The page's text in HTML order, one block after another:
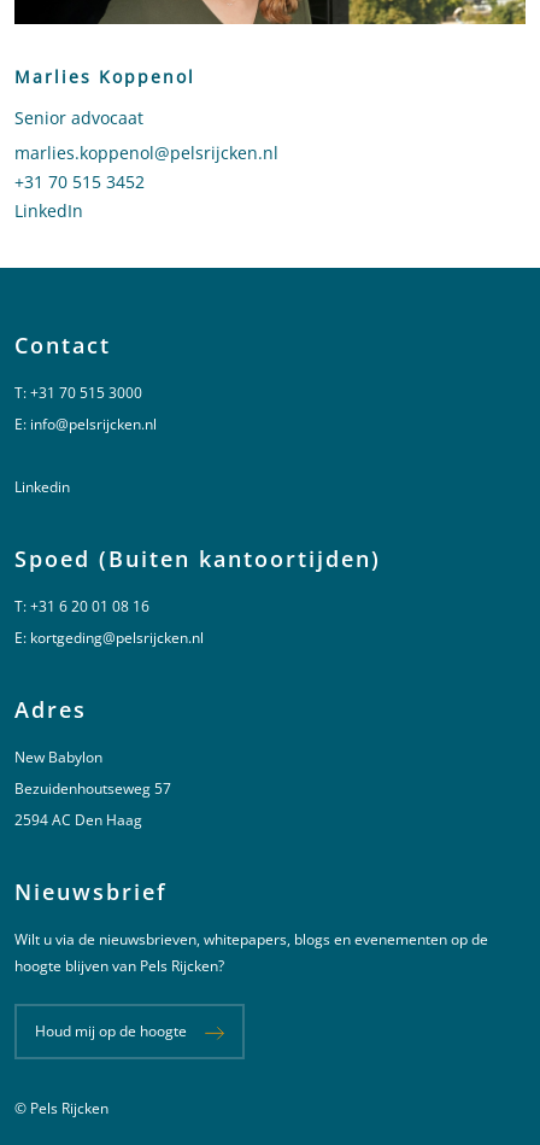
Marlies Koppenol
Senior advocaat
Stuur een e-mail naar Marlies Koppenol
marlies.koppenol@pelsrijcken.nl
Bel naar Marlies Koppenol
+31 70 515 3452
LinkedIn
Contact
T:+31 70 515 3000
E: info@pelsrijcken.nl
Linkedin
Spoed (Buiten kantoortijden)
T:+31 6 20 01 08 16
E: kortgeding@pelsrijcken.nl
Adres
New Babylon
Bezuidenhoutseweg 57
2594 AC Den Haag
Nieuwsbrief
Wilt u via de nieuwsbrieven, whitepapers, blogs en evenementen op de
hoogte blijven van Pels Rijcken?
Houd mij op de hoogte
© Pels Rijcken